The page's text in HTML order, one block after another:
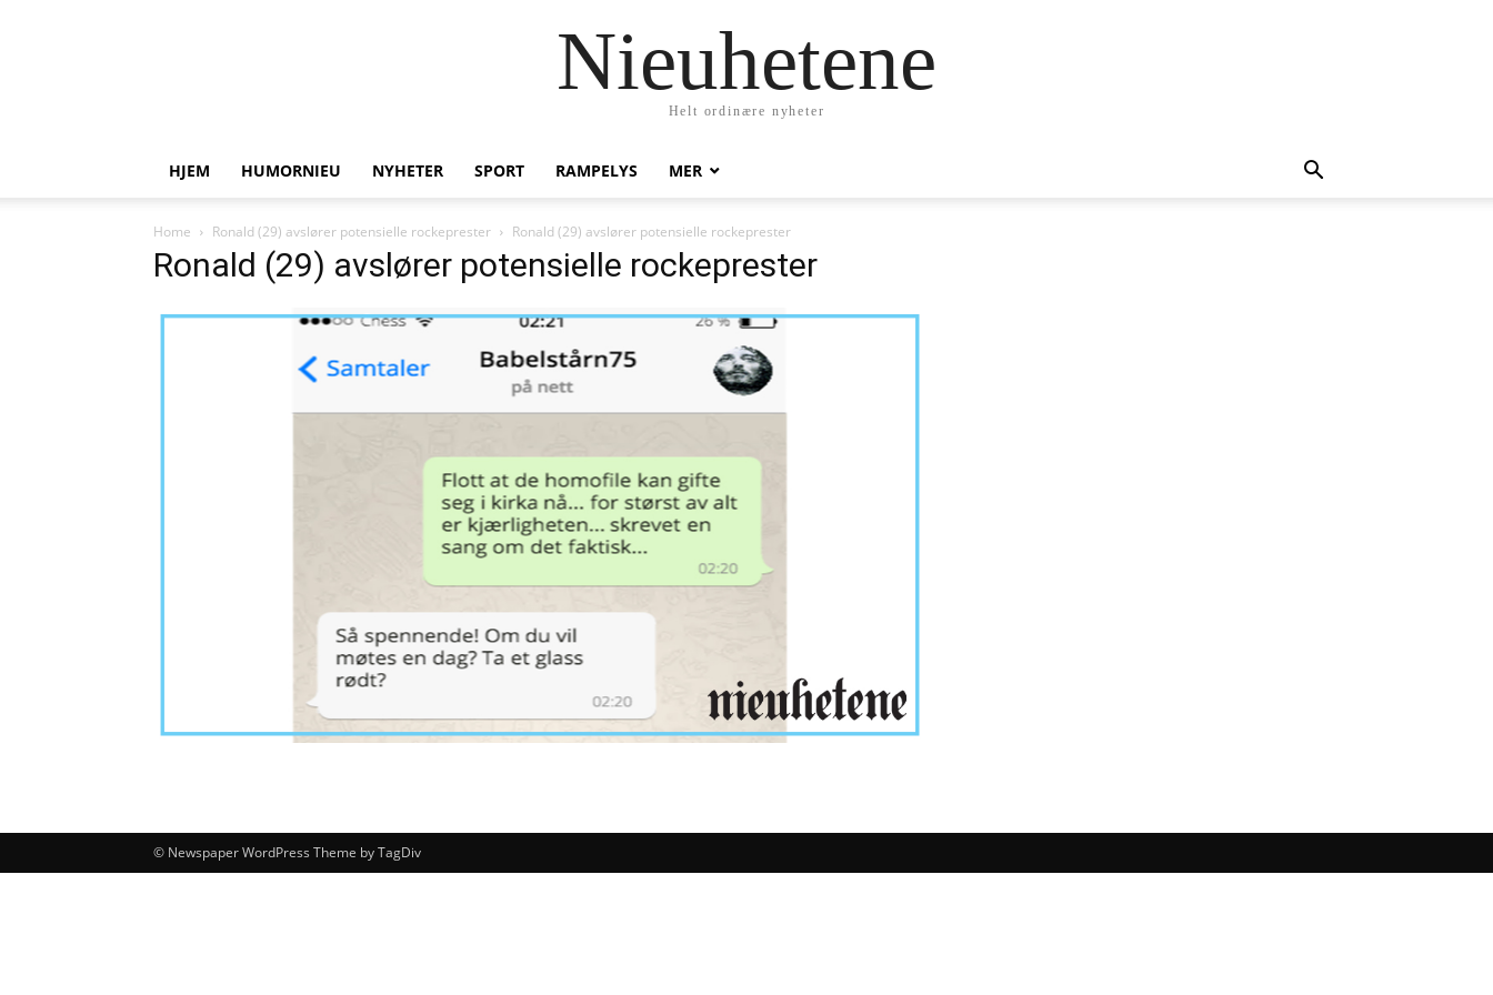
Nieuhetene
Helt ordinære nyheter
HJEM HUMORNIEU NYHETER SPORT RAMPELYS MER
Home Ronald (29) avslører potensielle rockeprester Ronald (29) avslører potensielle rockeprester
Ronald (29) avslører potensielle rockeprester
© Newspaper WordPress Theme by TagDiv